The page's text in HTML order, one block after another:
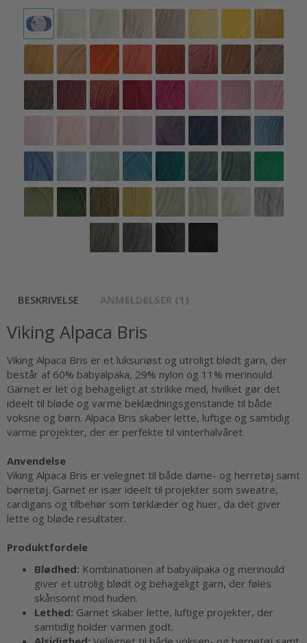
BESKRIVELSE ANMELDELSER (1)
Viking Alpaca Bris
Viking Alpaca Bris er et luksuriøst og utroligt blødt garn, der
består af 60% babyalpaka, 29% nylon og 11% merinould.
Garnet er let og behageligt at strikke med, hvilket gør det
ideelt til bløde og varme beklædningsgenstande til både
voksne og børn. Alpaca Bris skaber lette, luftige og samtidig
varme projekter, der er perfekte til vinterhalvåret.
Anvendelse
Viking Alpaca Bris er velegnet til både dame- og herretøj samt
børnetøj. Garnet er især ideelt til projekter som sweatre,
cardigans og tilbehør som tørklæder og huer, da det giver
lette og bløde resultater.
Produktfordele
Blødhed: Kombinationen af babyalpaka og merinould
giver et utrolig blødt og behageligt garn, der føles
skånsomt mod huden.
Lethed: Garnet skaber lette, luftige projekter, der
samtidig holder varmen godt.